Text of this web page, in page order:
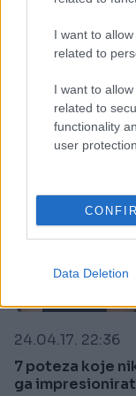
I want to
related to
I want to
related to
functionality
user protection.
Data Deletion
24.04.17. 22:36
7 poteza koje
ga